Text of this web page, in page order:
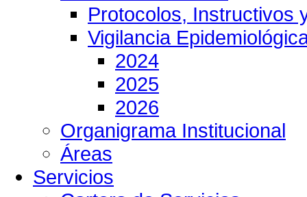
Protocolos, Instructivos
Vigilancia
2024
2025
2026
Organigrama Institucional
Áreas
Servicios